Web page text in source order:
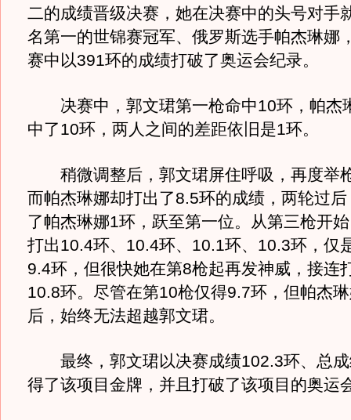
二的成绩晋级决赛，她在决赛中的头号对手
名第一的世锦赛冠军、俄罗斯选手帕杰琳娜
赛中以391环的成绩打破了奥运会纪录。
决赛中，郭文珺第一枪命中10环，帕杰
中了10环，两人之间的差距依旧是1环。
稍微调整后，郭文珺屏住呼吸，再度举
而帕杰琳娜却打出了8.5环的成绩，两轮过
了帕杰琳娜1环，跃至第一位。从第三枪开
打出10.4环、10.4环、10.1环、10.3环，仅
9.4环，但很快她在第8枪起再发神威，接连
10.8环。尽管在第10枪仅得9.7环，但帕杰
后，始终无法超越郭文珺。
最终，郭文珺以决赛成绩102.3环、总成
得了该项目金牌，并且打破了该项目的奥运